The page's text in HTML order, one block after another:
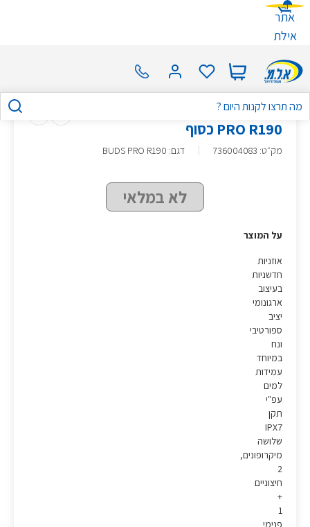
אתר
אילת
אוזניות SAMSUNG GALAXY BUDS
PRO R190 כסוף
מק״ט:
736004083 דגם: BUDS PRO R190
לא במלאי
על המוצר
אוזניות
חדשניות
בעיצוב
ארגונומי
יציב
ספורטיבי
ונח
במיוחד
עמידות
למים
עפ"י
תקן
IPX7
שלושה
מיקרופונים,
2
חיצוניים
+
1
פנימי